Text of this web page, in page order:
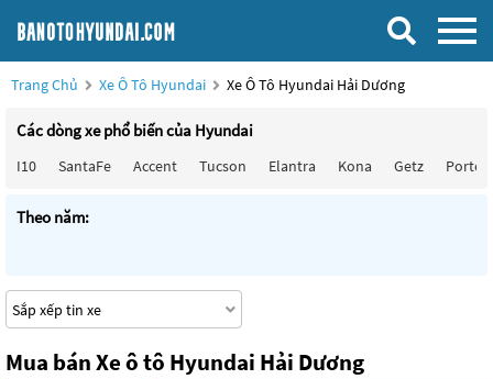
Trang Chủ Xe Ô Tô Hyundai Xe Ô Tô Hyundai Hải Dương
Các dòng xe phổ biến của Hyundai
I10 SantaFe Accent Tucson Elantra Kona Getz Porter
Theo năm:
Mua bán Xe ô tô Hyundai Hải Dương